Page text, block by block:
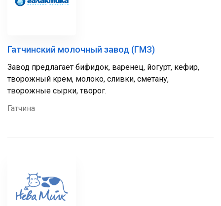
Гатчинский молочный завод (ГМЗ)
Завод предлагает бифидок, варенец, йогурт, кефир,
творожный крем, молоко, сливки, сметану,
творожные сырки, творог.
Гатчина